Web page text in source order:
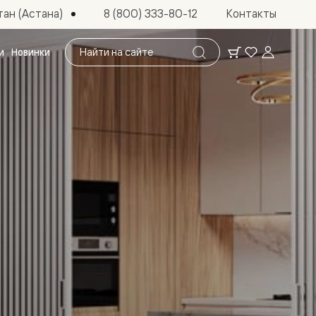
Поиск
по
сайту
Новинки
(Астана) 8 (800) 333-80-12 Контакты